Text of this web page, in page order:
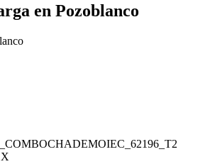
en Pozoblanco
CHADEMOIEC_62196_T2